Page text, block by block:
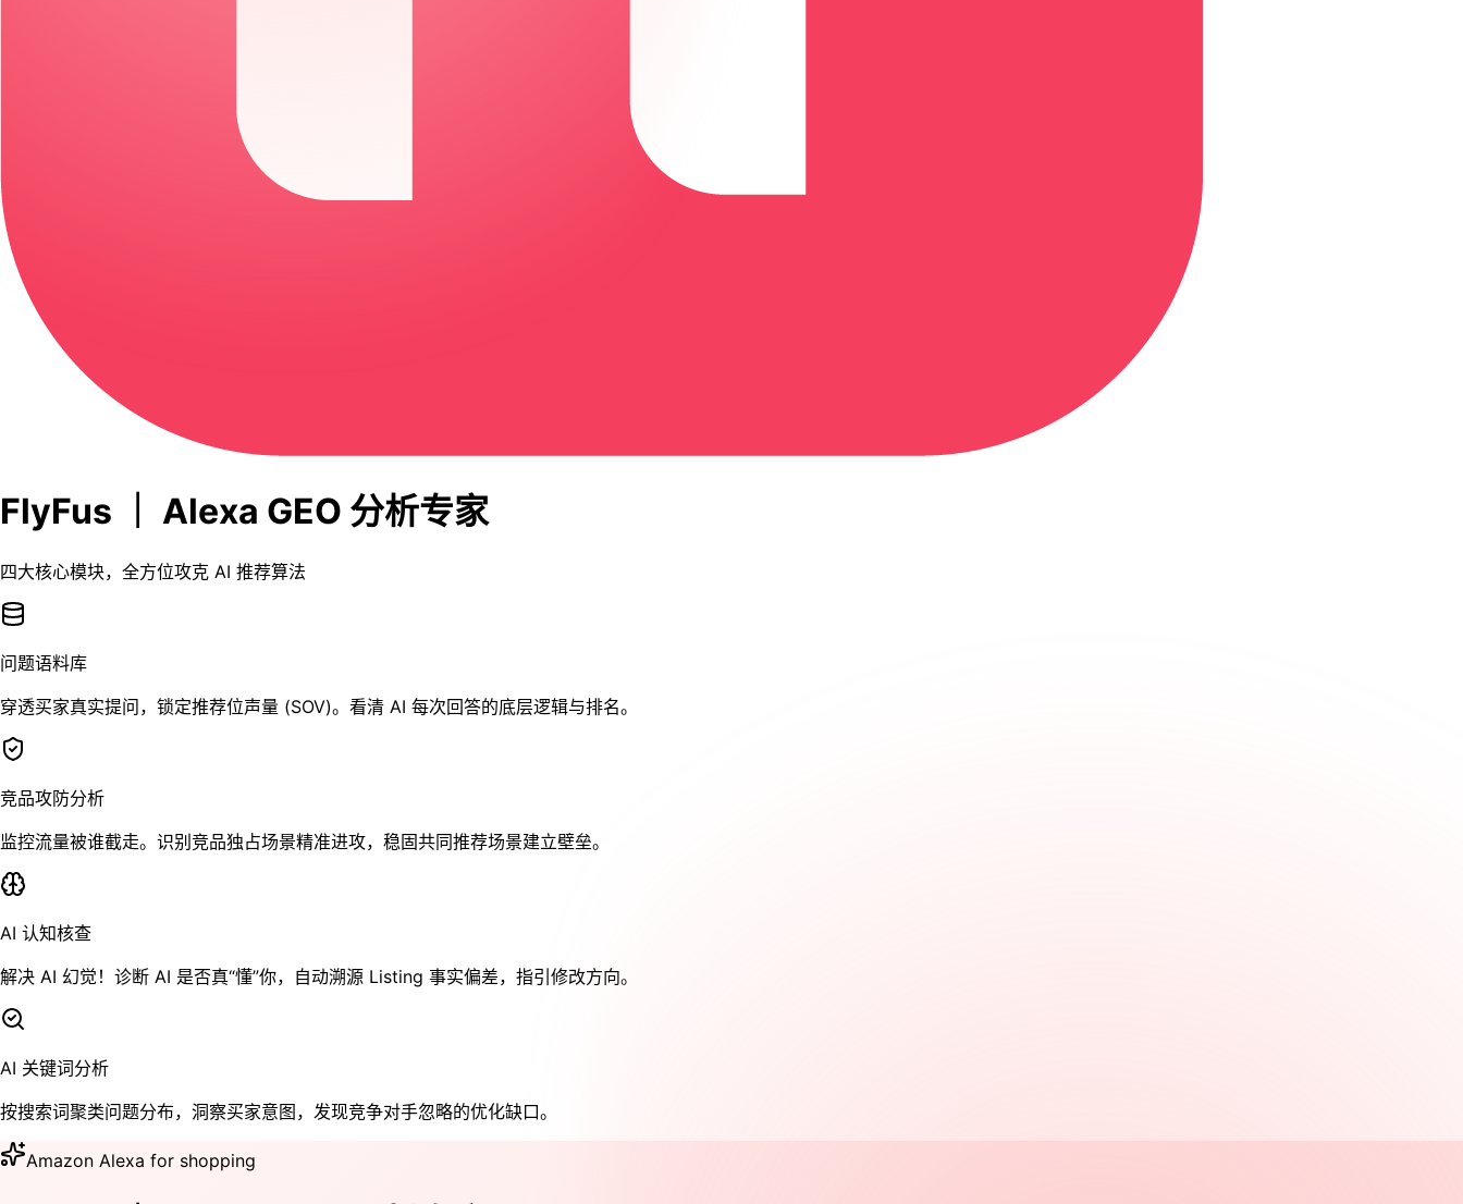
FlyFus ｜ Alexa GEO 分析专家
四大核心模块，全方位攻克 AI 推荐算法
问题语料库
穿透买家真实提问，锁定推荐位声量 (SOV)。看清 AI 每次回答的底层逻辑与排名。
竞品攻防分析
监控流量被谁截走。识别竞品独占场景精准进攻，稳固共同推荐场景建立壁垒。
AI 认知核查
解决 AI 幻觉！诊断 AI 是否真“懂”你，自动溯源 Listing 事实偏差，指引修改方向。
AI 关键词分析
按搜索词聚类问题分布，洞察买家意图，发现竞争对手忽略的优化缺口。
Amazon Alexa for shopping